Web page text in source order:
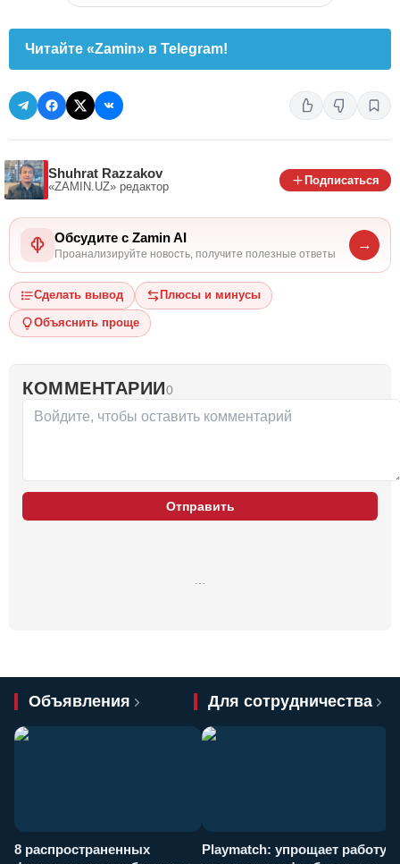
Читайте «Zamin» в Telegram!
Shuhrat Razzakov
«ZAMIN.UZ» редактор
Подписаться
Обсудите с Zamin AI
Проанализируйте новость, получите полезные ответы
→
Сделать вывод Плюсы и минусы
Объяснить проще
КОММЕНТАРИИ0
Отправить
…
Объявления Для сотрудничества
8 распространенных
Playmatch: упрощает работу